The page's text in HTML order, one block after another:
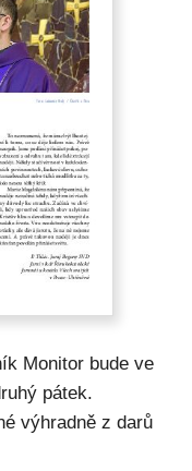
Monitor bude ve
pátek.
výhradně z darů